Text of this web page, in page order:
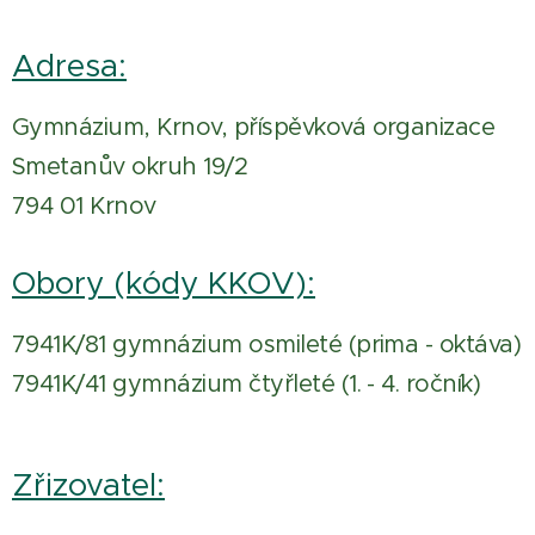
Adresa:
Gymnázium, Krnov, příspěvková organizace
Smetanův okruh 19/2
794 01 Krnov
Obory (kódy KKOV):
7941K/81 gymnázium osmileté (prima - oktáva)
7941K/41 gymnázium čtyřleté (1. - 4. ročník)
Zřizovatel: